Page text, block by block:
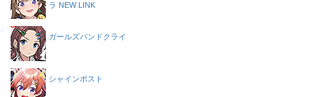
ラ NEW LINK
ガールズバンドクライ
シャインポスト